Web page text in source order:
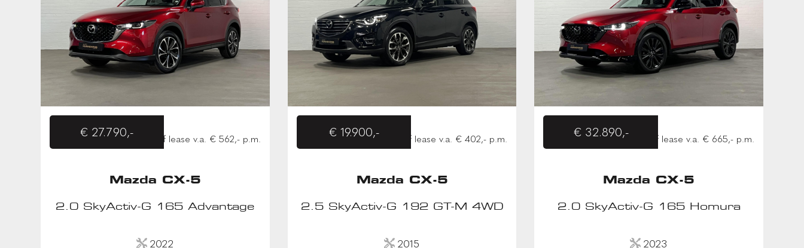
€ 27.790,- of lease v.a. € 562,- p.m.
Mazda CX-5
2.0 SkyActiv-G 165 Advantage
2022
€ 19.900,- of lease v.a. € 402,- p.m.
Mazda CX-5
2.5 SkyActiv-G 192 GT-M 4WD
2015
€ 32.890,- of lease v.a. € 665,- p.m.
Mazda CX-5
2.0 SkyActiv-G 165 Homura
2023